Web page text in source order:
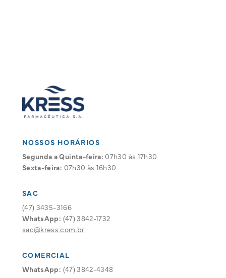
NOSSOS HORÁRIOS
Segunda a Quinta-feira: 07h30 às 17h30
Sexta-feira: 07h30 às 16h30
SAC
(47) 3435-3166
WhatsApp: (47) 3842-1732
sac@kress.com.br
COMERCIAL
WhatsApp: (47) 3842-4348